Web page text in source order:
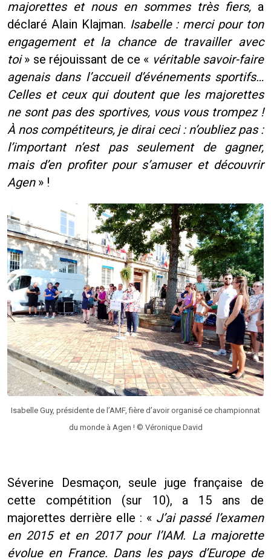
majorettes et nous en sommes très fiers, a
déclaré Alain Klajman. Isabelle : merci pour ton
engagement et la chance de travailler avec
toi» se réjouissant de ce « véritable savoir-faire
agenais dans l’accueil d’événements sportifs…
Celles et ceux qui doutent que les majorettes
ne sont pas des sportives, vous vous trompez !
À nos compétiteurs, je dirai ceci : n’oubliez pas :
l’important n’est pas seulement de gagner,
mais d’en profiter pour s’amuser et découvrir
Agen» !
Isabelle Guy, présidente de l’AMF, fière d’avoir organisé ce championnat
du monde à Agen ! © Véronique David
Séverine Desmaçon, seule juge française de
cette compétition (sur 10), a 15 ans de
majorettes derrière elle : « J’ai passé l’examen
en 2015 et en 2017 pour l’IAM. La majorette
évolue en France. Dans les pays d’Europe de